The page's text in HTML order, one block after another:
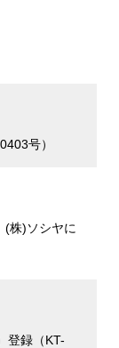
号）
(株)ソシヤに
登録（KT-